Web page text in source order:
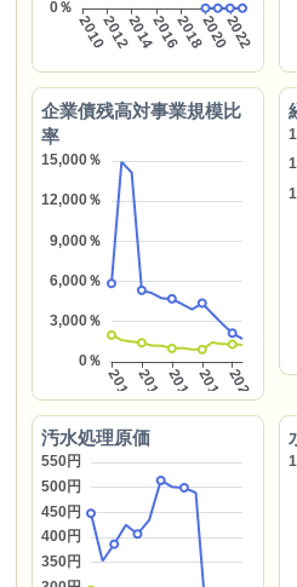
企業債残高対事業規模比
率
汚水処理原価